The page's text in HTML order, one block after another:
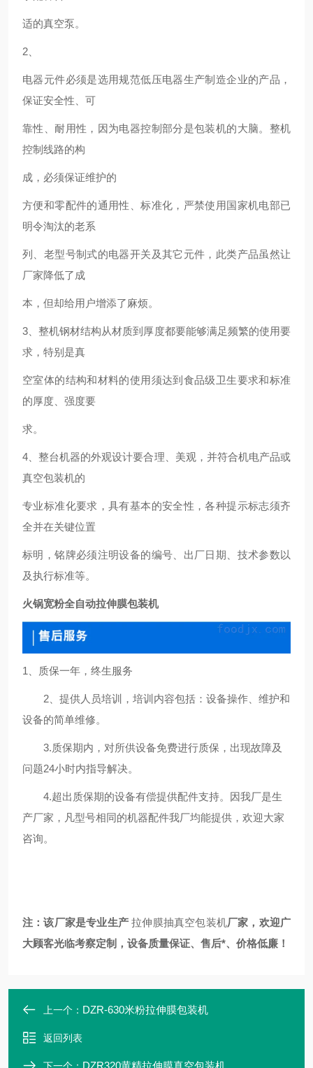
适的真空泵。
2
电器元件必须是选用规范低压电器生产制造企业的产品，
保证安全性、可
靠性、耐用性，因为电器控制部分是包装机的大脑。整机
控制线路的构
成，必须保证维护的
方便和零配件的通用性、标准化，严禁使用国家机电部已
明令淘汰的老系
列、老型号制式的电器开关及其它元件，此类产品虽然让
厂家降低了成
本，但却给用户增添了麻烦。
3 、整机钢材结构从材质到厚度都要能够满足频繁的使用要
求，特别是真
空室体的结构和材料的使用须达到食品级卫生要求和标准
的厚度、强度要
求。
4 、整台机器的外观设计要合理、美观，并符合机电产品或
真空包装机的
专业标准化要求，具有基本的安全性，各种提示标志须齐
全并在关键位置
标明，铭牌必须注明设备的编号、出厂日期、技术参数以
及执行标准等。
火锅宽粉全自动拉伸膜包装机
1 、质保一年，终生服务
2、提供人员培训，培训内容包括：设备操作、维护和
设备的简单维修。
3.质保期内，对所供设备免费进行质保，出现故障及
问题24小时内指导解决。
4.超出质保期的设备有偿提供配件支持。因我厂是生
产厂家，凡型号相同的机器配件我厂均能提供，欢迎大家
咨询。
注：该厂家是专业生产 拉伸膜抽真空包装机厂家，欢迎广
大顾客光临考察定制，设备质量保证、售后*、价格低廉！
上一个： DZR-630米粉拉伸膜包装机
返回列表
DZR320黄精拉伸膜真空包装机